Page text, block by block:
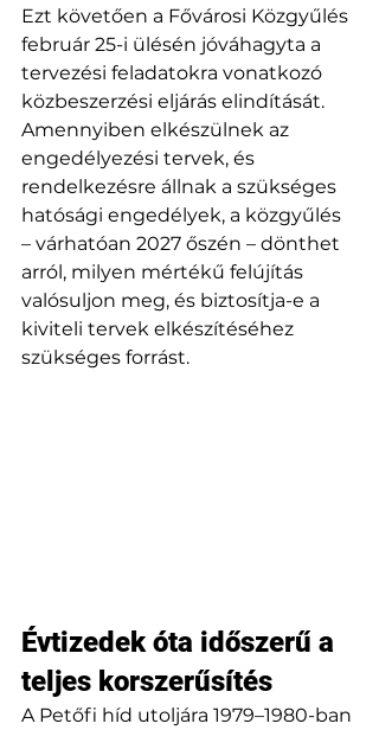
Ezt követően a Fővárosi Közgyűlés
február 25-i ülésén jóváhagyta a
tervezési feladatokra vonatkozó
közbeszerzési eljárás elindítását.
Amennyiben elkészülnek az
engedélyezési tervek, és
rendelkezésre állnak a szükséges
hatósági engedélyek, a közgyűlés
– várhatóan 2027 őszén – dönthet
arról, milyen mértékű felújítás
valósuljon meg, és biztosítja-e a
kiviteli tervek elkészítéséhez
szükséges forrást.
Évtizedek óta időszerű a
teljes korszerűsítés
A Petőfi híd utoljára 1979–1980-ban